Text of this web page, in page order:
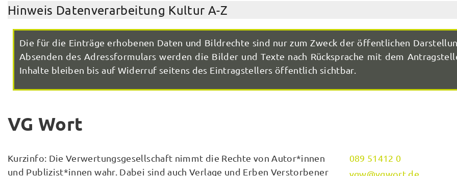
Hinweis Datenverarbeitung Kultur A-Z
Die für die Einträge erhobenen Daten und Bildrechte sind nur zum Zweck der öffentlichen
Absenden des Adressformulars werden die Bilder und Texte nach Rücksprache mit dem
Inhalte bleiben bis auf Widerruf seitens des Eintragstellers öffentlich sichtbar.
VG Wort
Kurzinfo: Die Verwertungsgesellschaft nimmt die Rechte von Autor*innen
und Publizist*innen wahr. Dabei sind auch Verlage und Erben Verstorbener
089 51412 0
vgw@vgwort.de